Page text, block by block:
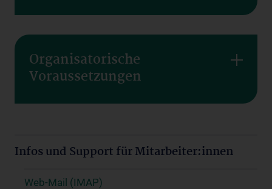
Organisatorische
Voraussetzungen
Infos und Support für Mitarbeiter:innen
Web-Mail (IMAP)